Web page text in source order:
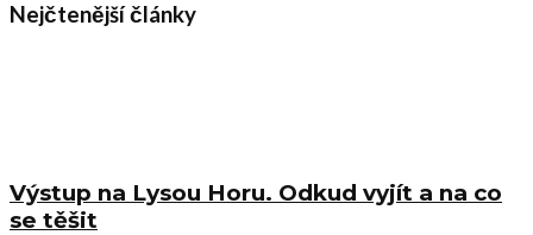
Nejčtenější články
Výstup na Lysou Horu. Odkud vyjít a na co
se těšit